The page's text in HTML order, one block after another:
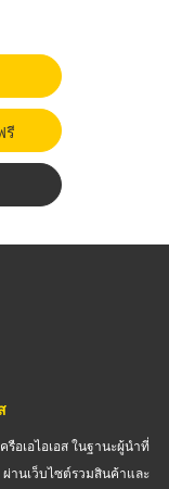
รี
อเอไอเอส ในฐานะผู้นำที่
านเว็บไซต์รวมสินค้าและ